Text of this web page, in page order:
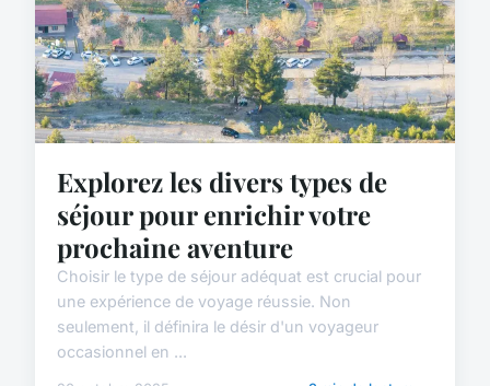
Explorez les divers types de
séjour pour enrichir votre
prochaine aventure
Choisir le type de séjour adéquat est crucial pour
une expérience de voyage réussie. Non
seulement, il définira le désir d'un voyageur
occasionnel en ...